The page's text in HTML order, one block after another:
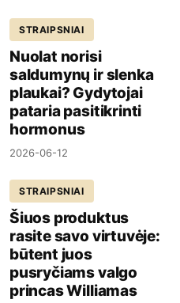
STRAIPSNIAI
Nuolat norisi
saldumynų ir slenka
plaukai? Gydytojai
pataria pasitikrinti
hormonus
2026-06-12
STRAIPSNIAI
Šiuos produktus
rasite savo virtuvėje:
būtent juos
pusryčiams valgo
princas Williamas